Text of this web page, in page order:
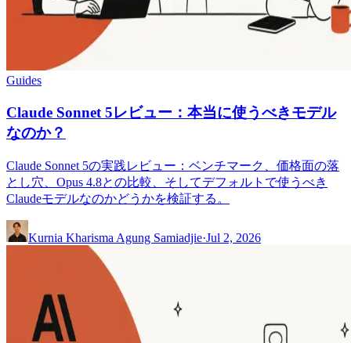
Guides
Claude Sonnet 5レビュー：本当に使うべきモデル
なのか？
Claude Sonnet 5の実践レビュー：ベンチマーク、価格面の落
とし穴、Opus 4.8との比較、そしてデフォルトで使うべき
Claudeモデルなのかどうかを検証する。
Kurnia Kharisma Agung Samiadjie·Jul 2, 2026